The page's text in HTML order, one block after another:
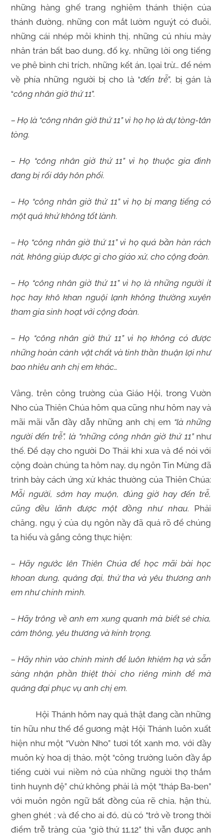
những hàng ghế trang nghiêm thánh thiện của
thánh đường, những con mắt lườm nguýt có đuôi,
những cái nhép môi khinh thị, những cú nhíu mày
nhăn trán bất bao dung, đố kỵ, những lời ong tiếng
ve phê bình chỉ trích, những kết án, lọai trừ… để ném
về phía những người bị cho là “đến trễ”, bị gán là
“công nhân giờ thứ 11”.
– Họ là “công nhân giờ thứ 11” vì họ họ là dự tòng-tân
tòng.
– Họ “công nhân giờ thứ 11” vì họ thuộc gia đình
đang bị rối dây hôn phối.
– Họ “công nhân giờ thứ 11” vì họ bị mang tiếng có
một quá khứ không tốt lành.
– Họ “công nhân giờ thứ 11” vì họ quá bần hàn rách
nát, không giúp được gì cho giáo xứ, cho cộng đoàn.
– Họ “công nhân giờ thứ 11” vì họ là những người ít
học hay khô khan nguội lạnh không thường xuyên
tham gia sinh hoạt với cộng đoàn.
– Họ “công nhân giờ thứ 11” vì họ không có được
những hoàn cảnh vật chất và tinh thần thuận lợi như
bao nhiêu anh chị em khác…
Vâng, trên công trường của Giáo Hội, trong Vườn
Nho của Thiên Chúa hôm qua cũng như hôm nay và
mãi mãi vẫn đầy dẫy những anh chị em “là những
người đến trễ”, là “những công nhân giờ thứ 11”như
thế. Để dạy cho người Do Thái khi xưa và để nói với
cộng đoàn chúng ta hôm nay, dụ ngôn Tin Mừng đã
trình bày cách ứng xử khác thường của Thiên Chúa:
Mỗi người, sớm hay muộn, đúng giờ hay đến trễ,
cũng đều lãnh được một đồng như nhau. Phải
chăng, ngụ ý của dụ ngôn nầy đã quá rõ để chúng
ta hiểu và gắng công thực hiện:
– Hãy ngước lên Thiên Chúa để học mãi bài học
khoan dung, quảng đại, thứ tha và yêu thương anh
em như chính mình.
– Hãy trông về anh em xung quanh mà biết sẻ chia,
cảm thông, yêu thương và kính trọng.
– Hãy nhìn vào chính mình để luôn khiêm hạ và sẵn
sàng nhận phần thiệt thòi cho riêng mình để mà
quảng đại phục vụ anh chị em.
Hội Thánh hôm nay quả thật đang cần những
tín hữu như thế để gương mặt Hội Thánh luôn xuất
hiện như một “Vườn Nho” tươi tốt xanh mơ, với đầy
muôn kỳ hoa dị thảo, một “công trường luôn đầy ắp
tiếng cười vui niềm nở của những người thợ thắm
tình huynh đệ” chứ không phải là một “tháp Ba-ben”
với muôn ngôn ngữ bất đồng của rẽ chia, hận thù,
ghen ghét ; và để cho ai đó, dù có “trở về trong thời
điểm trễ tràng của “giờ thứ 11,12” thì vẫn được anh